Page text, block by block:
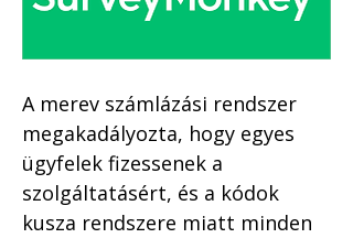
A merev számlázási rendszer
megakadályozta, hogy egyes
ügyfelek fizessenek a
szolgáltatásért, és a kódok
kusza rendszere miatt minden